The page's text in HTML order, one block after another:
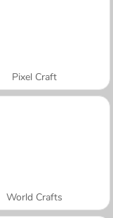
Pixel Craft
World Crafts